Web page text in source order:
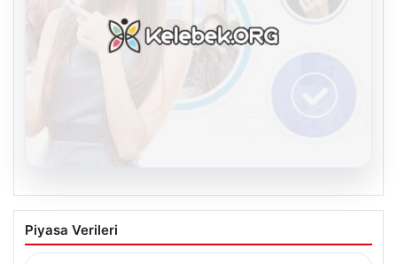
Kelebek.Org İle Sanal İletişimin Güvenli
Adresi Ve Sohbet Deneyimi
Piyasa Verileri